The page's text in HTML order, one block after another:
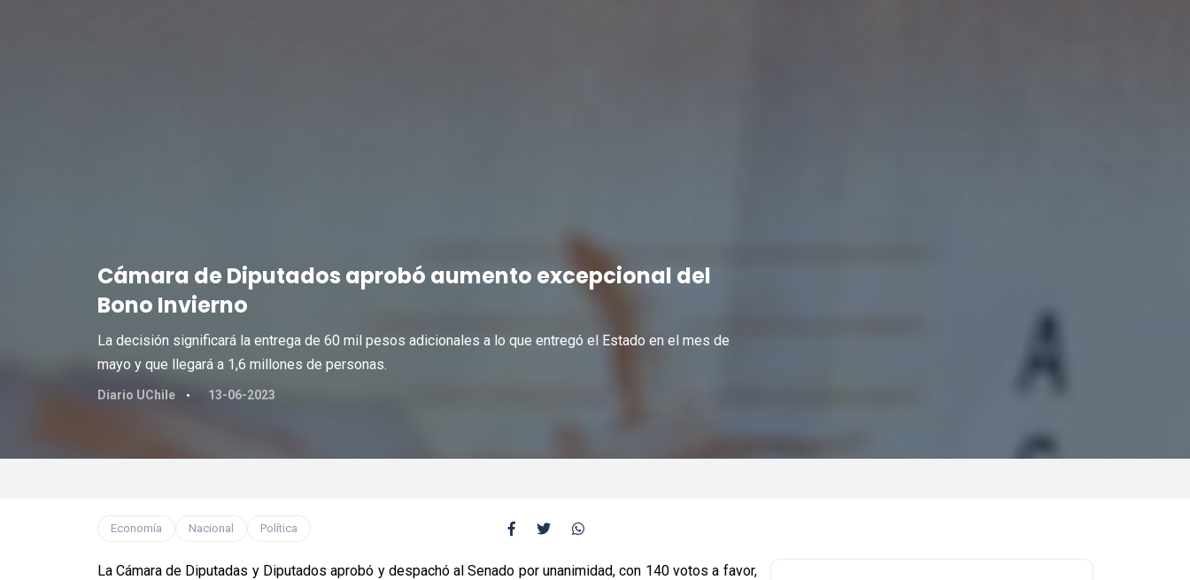
Cámara de Diputados aprobó aumento excepcional del
Bono Invierno
La decisión significará la entrega de 60 mil pesos adicionales a lo que entregó el Estado en el mes de
mayo y que llegará a 1,6 millones de personas.
Diario UChile 13-06-2023
Economía Nacional Política
La Cámara de Diputadas y Diputados aprobó y despachó al Senado por unanimidad, con 140 votos a favor,